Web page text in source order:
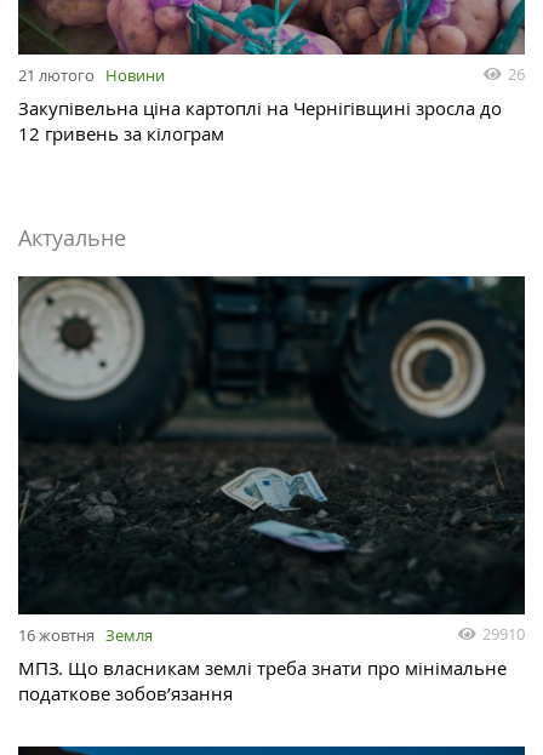
21 лютого Новини 26
Закупівельна ціна картоплі на Чернігівщині зросла до
12 гривень за кілограм
Актуальне
16 жовтня Земля 29910
МПЗ. Що власникам землі треба знати про мінімальне
податкове зобов’язання